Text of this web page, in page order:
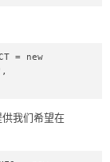
= new
供我们希望在